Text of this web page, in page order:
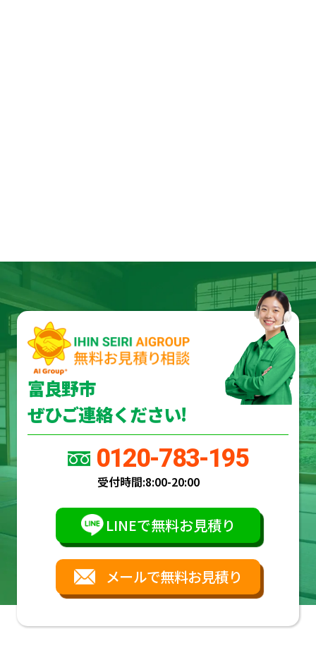
富良野市
ぜひご連絡ください!
0120-783-195
受付時間:8:00-20:00
LINEで無料お見積り
メールで無料お見積り